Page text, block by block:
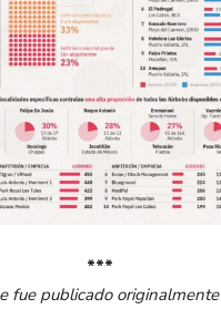
***
fue publicado